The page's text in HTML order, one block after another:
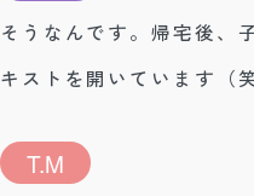
そうなんです。帰宅後、
キストを開いています（笑
T.M